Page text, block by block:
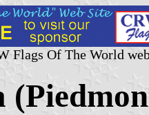
Flags Of The World